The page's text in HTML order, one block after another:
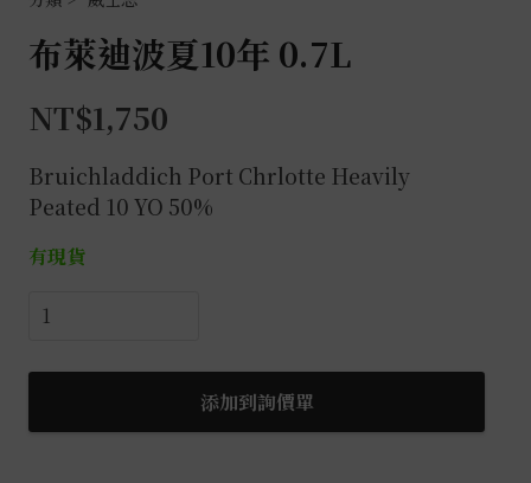
布萊迪波夏10年 0.7L
NT$1,750
Bruichladdich Port Chrlotte Heavily
Peated 10 YO 50%
有現貨
布
迪
夏
添加到詢價單